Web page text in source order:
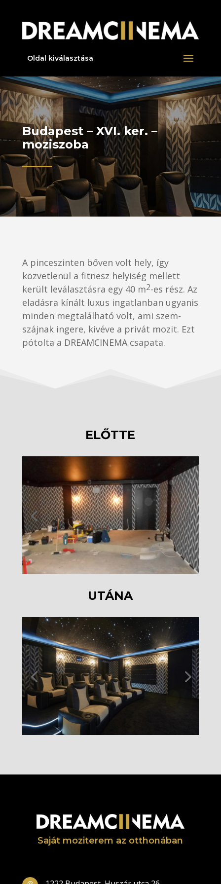
Oldal kiválasztása
Budapest – XVI. ker. –
moziszoba
A pinceszinten bőven volt hely, így
közvetlenül a fitnesz helyiség mellett
került leválasztásra egy 40 m2-es rész. Az
eladásra kínált luxus ingatlanban ugyanis
minden megtalálható volt, ami szem-
szájnak ingere, kivéve a privát mozit. Ezt
pótolta a DREAMCINEMA csapata.
ELŐTTE
UTÁNA
Saját moziterem az otthonában